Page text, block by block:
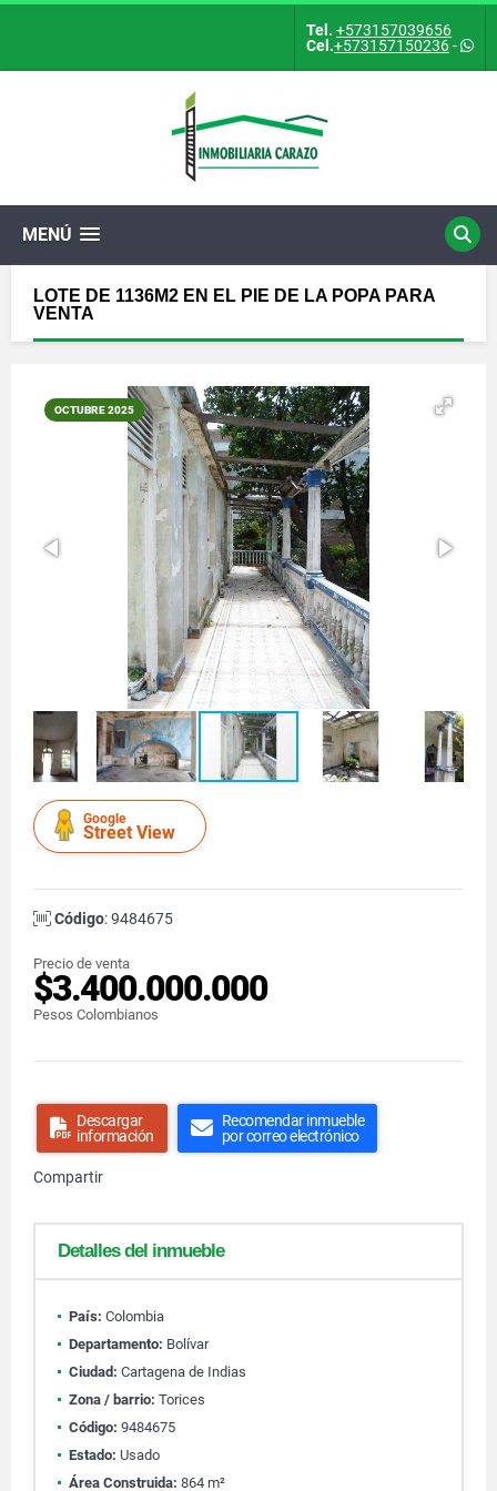
Tel. +573157039656
Cel.+573157150236-
MENÚ
LOTE DE 1136M2 EN EL PIE DE LA POPA PARA
VENTA
OCTUBRE 2025
Google
Street View
Código: 9484675
Precio de venta
$3.400.000.000
Pesos Colombianos
Descargar
información
Recomendar inmueble
por correo electrónico
Compartir
Detalles del inmueble
País: Colombia
Departamento: Bolívar
Ciudad: Cartagena de Indias
Zona / barrio: Torices
Código: 9484675
Estado: Usado
Área Construida: 864 m²